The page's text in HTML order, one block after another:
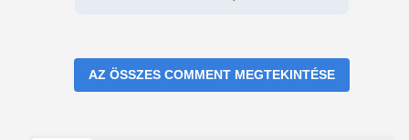
AZ ÖSSZES COMMENT MEGTEKINTÉSE